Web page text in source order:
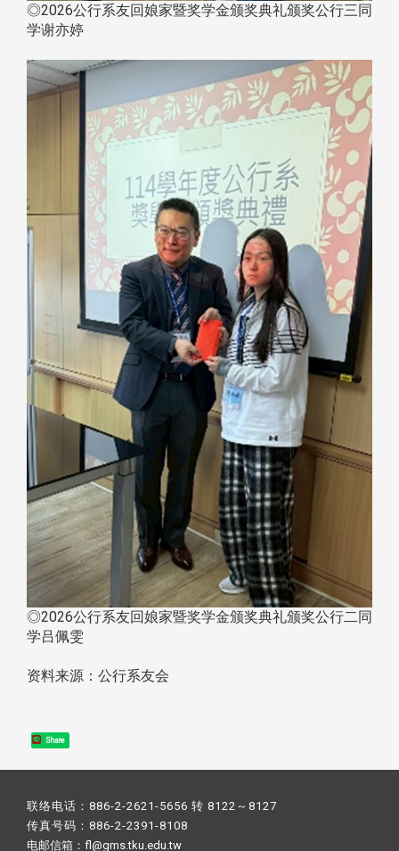
◎2026公行系友回娘家暨奖学金颁奖典礼颁奖公行三同
学谢亦婷 ​​​​​​​
​​​​​​​◎2026公行系友回娘家暨奖学金颁奖典礼颁奖公行二同
学吕佩雯
资料来源：公行系友会
Share
联络电话：886-2-2621-5656 转 8122～8127
传真号码：886-2-2391-8108
电邮信箱：fl@gms.tku.edu.tw